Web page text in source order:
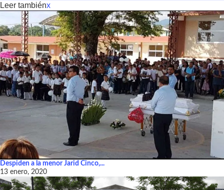
Leer tambiénx
Despiden a la menor Jarid Cinco,...
13 enero, 2020